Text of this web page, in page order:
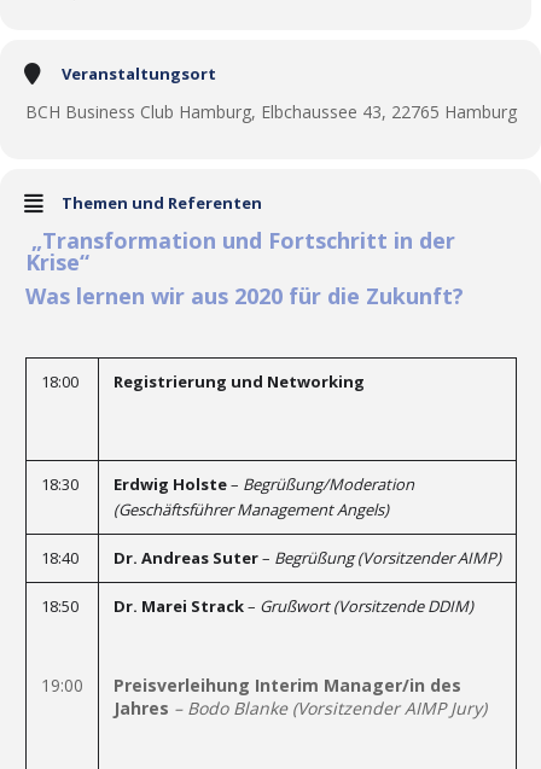
Veranstaltungsort
BCH Business Club Hamburg, Elbchaussee 43, 22765 Hamburg
Themen und Referenten
„Transformation und Fortschritt in der
Krise“
Was lernen wir aus 2020 für die Zukunft?
18:00 Registrierung und Networking
18:30 Erdwig Holste– Begrüßung/Moderation
(Geschäftsführer Management Angels)
18:40 Dr. Andreas Suter– Begrüßung (Vorsitzender AIMP)
18:50
19:00
Dr. Marei Strack– Grußwort (Vorsitzende DDIM)
Preisverleihung Interim Manager/in des
Jahres – Bodo Blanke (Vorsitzender AIMP Jury)